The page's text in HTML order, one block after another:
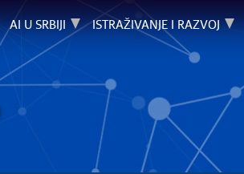
AI U SRBIJI ISTRAŽIVANJE I RAZVOJ